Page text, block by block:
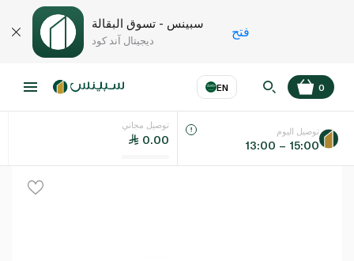
سبينس - تسوق البقالة
ديجيتال آند كود
فتح
EN
اللغة عر
0
توصيل مجاني
0.00
توصيل اليوم
13:00 – 15:00